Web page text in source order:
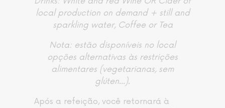
local production on demand + still and
sparkling water, Coffee or Tea
Nota: estão disponíveis no local
opções alternativas às restrições
alimentares (vegetarianas, sem
glúten...).
Após a refeição, você retornará à